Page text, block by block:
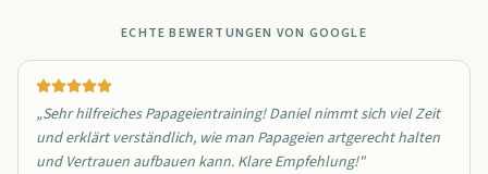
ECHTE BEWERTUNGEN VON GOOGLE
„Sehr hilfreiches Papageientraining! Daniel nimmt sich viel Zeit
und erklärt verständlich, wie man Papageien artgerecht halten
und Vertrauen aufbauen kann. Klare Empfehlung!"